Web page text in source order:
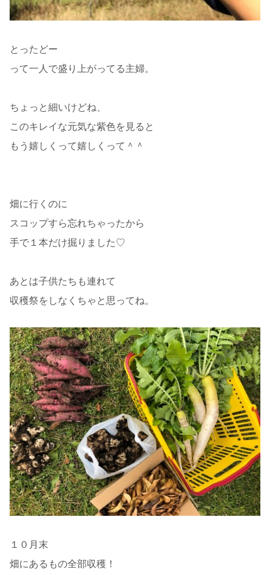
とったどー
って一人で盛り上がってる主婦。
ちょっと細いけどね、
このキレイな元気な紫色を見ると
もう嬉しくって嬉しくって＾＾
畑に行くのに
スコップすら忘れちゃったから
手で１本だけ掘りました♡
あとは子供たちも連れて
収穫祭をしなくちゃと思ってね。
１０月末
畑にあるもの全部収穫！